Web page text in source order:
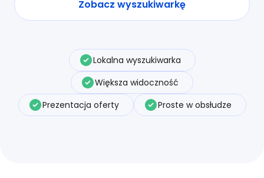
Zobacz wyszukiwarkę
Lokalna wyszukiwarka
Większa widoczność
Prezentacja oferty
Proste w obsłudze